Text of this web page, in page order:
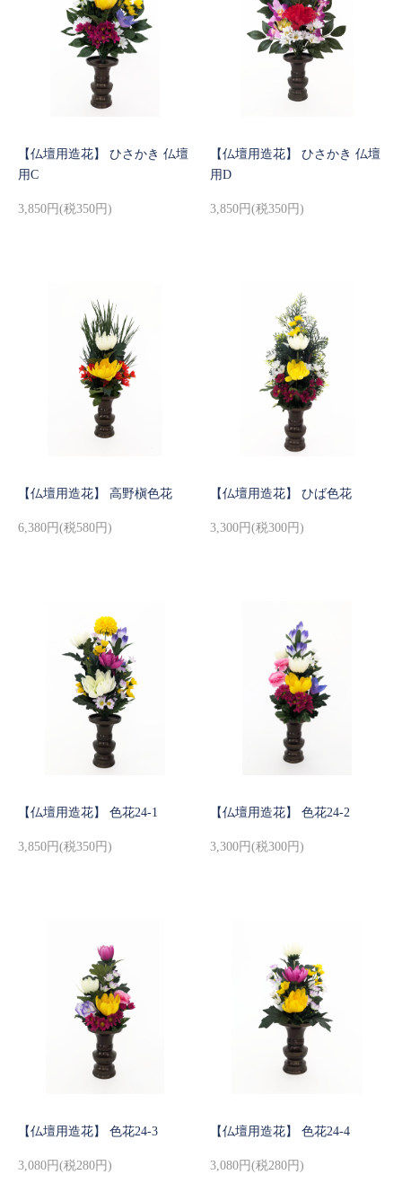
【仏壇用造花】 ひさかき 仏壇
用C
3,850円(税350円)
【仏壇用造花】 ひさかき 仏壇
用D
3,850円(税350円)
【仏壇用造花】 高野槇色花
6,380円(税580円)
【仏壇用造花】 ひば色花
3,300円(税300円)
【仏壇用造花】 色花24-1
3,850円(税350円)
【仏壇用造花】 色花24-2
3,300円(税300円)
【仏壇用造花】 色花24-3
3,080円(税280円)
【仏壇用造花】 色花24-4
3,080円(税280円)